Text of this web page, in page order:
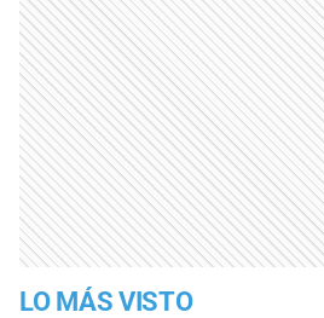
LO MÁS VISTO